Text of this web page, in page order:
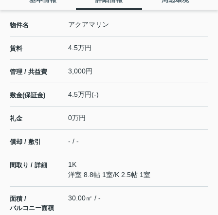
物件名 アクアマリン
賃料 4.5万円
管理 / 共益費 3,000円
敷金(保証金) 4.5万円(-)
礼金 0万円
償却 / 敷引 - / -
間取り / 詳細
1K
洋室 8.8帖 1室/K 2.5帖 1室
面積 /
バルコニー面積
30.00㎡ / -